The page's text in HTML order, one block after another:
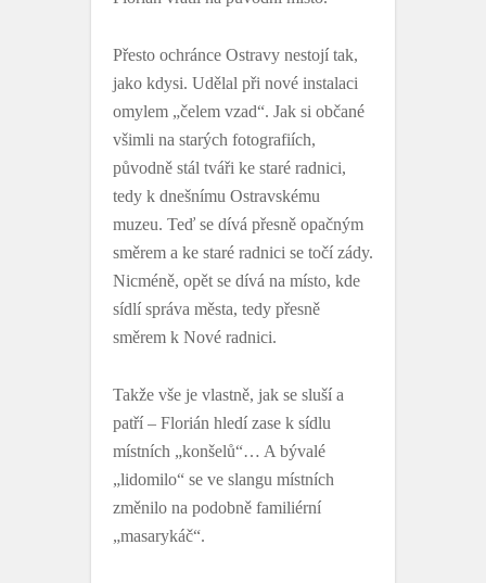
Přesto ochránce Ostravy nestojí tak,
jako kdysi. Udělal při nové instalaci
omylem „čelem vzad“. Jak si občané
všimli na starých fotografiích,
původně stál tváři ke staré radnici,
tedy k dnešnímu Ostravskému
muzeu. Teď se dívá přesně opačným
směrem a ke staré radnici se točí zády.
Nicméně, opět se dívá na místo, kde
sídlí správa města, tedy přesně
směrem k Nové radnici.
Takže vše je vlastně, jak se sluší a
patří – Florián hledí zase k sídlu
místních „konšelů“… A bývalé
„lidomilo“ se ve slangu místních
změnilo na podobně familiérní
„masarykáč“.